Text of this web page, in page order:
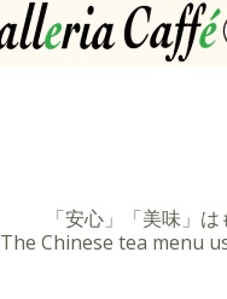
「安心」「美味」
The Chinese tea menu